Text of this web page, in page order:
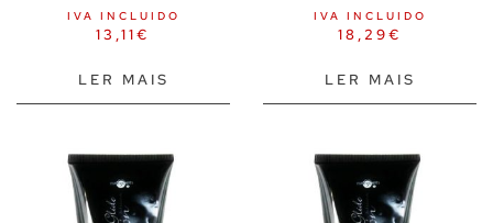
13,11€
IVA INCLUIDO
LER MAIS
18,29€
IVA INCLUIDO
LER MAIS